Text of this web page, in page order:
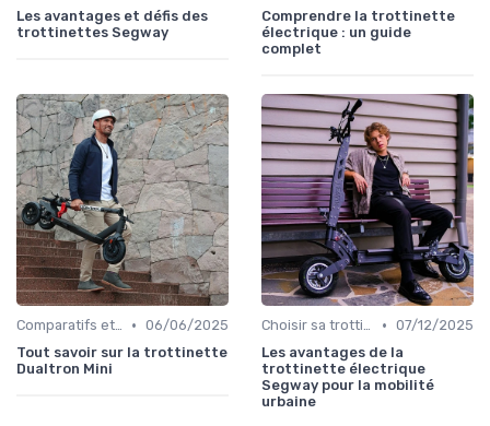
Les avantages et défis des
trottinettes Segway
Comprendre la trottinette
électrique : un guide
complet
Comparatifs et tests de produits • 06/06/2025
Tout savoir sur la trottinette
Dualtron Mini
Choisir sa trottinette électrique • 07/12/2025
Les avantages de la
trottinette électrique
Segway pour la mobilité
urbaine